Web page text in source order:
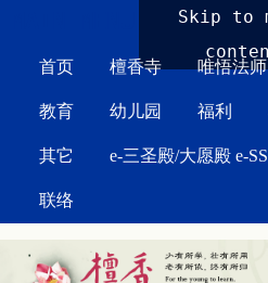
Skip to
首页 檀香寺 唯悟法师
教育 幼儿园 福利
其它 e-三圣殿/大愿殿 e-
联络